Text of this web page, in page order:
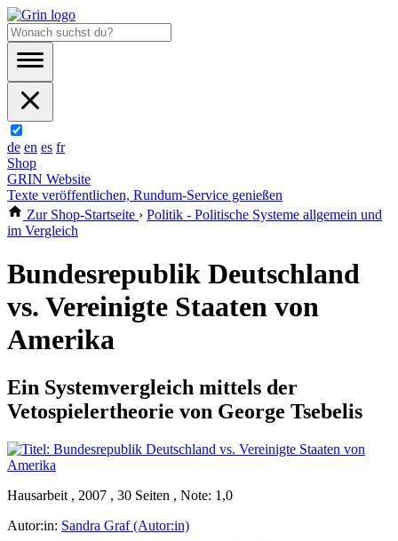
de en es fr
Shop
GRIN Website
Texte veröffentlichen, Rundum-Service genießen
Zur Shop-Startseite › Politik - Politische Systeme allgemein und
im Vergleich
Bundesrepublik Deutschland
vs. Vereinigte Staaten von
Amerika
Ein Systemvergleich mittels der
Vetospielertheorie von George Tsebelis
Hausarbeit , 2007 , 30 Seiten , Note: 1,0
Autor:in: Sandra Graf (Autor:in)